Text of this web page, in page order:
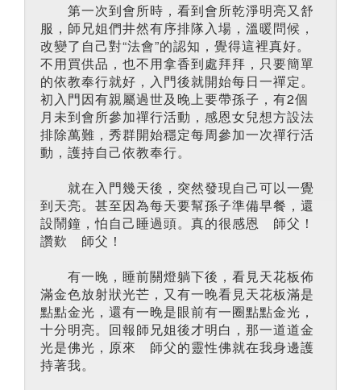
第一次到會所時，看到會所乾淨明亮又舒
服，師兄姐們井然有序排隊入場，溫暖問候，
改變了自己對“法會”的認知，覺得這裡真好。
不用買供品，也不用拿香到處拜拜，只要簡單
的依教奉行就好，入門後就開始每日一禪定。
初入門因有親屬過世及晚上要帶孫子，有2個
月未到會所參加禪行活動，感恩女兒想方設法
排除萬難，秀群開始穩定每周參加一次禪行活
動，護持自己依教奉行。
就在入門幾天後，突然發現自己可以一覺
到天亮。甚至因為每天要幫孫子準備早餐，還
設鬧鐘，怕自己睡過頭。真的很感恩 師父！
讚歎 師父！
有一晚，睡前關燈躺下後，看見天花板佈
滿金色放射狀光芒，又有一晚看見天花板滿是
點點金光，還有一晚是眼前有一圈點點金光，
十分明亮。回報師兄姐後才明白，那一道道金
光是佛光，原來 師父的靈性佛就在我身邊護
持著我。